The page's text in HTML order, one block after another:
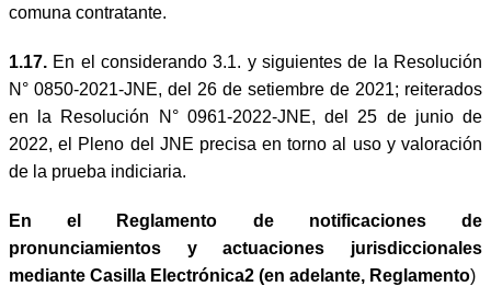
comuna contratante.
1.17. En el considerando 3.1. y siguientes de la Resolución
N° 0850-2021-JNE, del 26 de setiembre de 2021; reiterados
en la Resolución N° 0961-2022-JNE, del 25 de junio de
2022, el Pleno del JNE precisa en torno al uso y valoración
de la prueba indiciaria.
En el Reglamento de notificaciones de
pronunciamientos y actuaciones jurisdiccionales
mediante Casilla Electrónica2 (en adelante, Reglamento)